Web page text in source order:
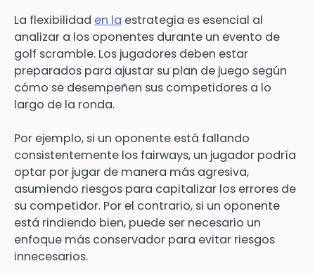
La flexibilidad en la estrategia es esencial al
analizar a los oponentes durante un evento de
golf scramble. Los jugadores deben estar
preparados para ajustar su plan de juego según
cómo se desempeñen sus competidores a lo
largo de la ronda.
Por ejemplo, si un oponente está fallando
consistentemente los fairways, un jugador podría
optar por jugar de manera más agresiva,
asumiendo riesgos para capitalizar los errores de
su competidor. Por el contrario, si un oponente
está rindiendo bien, puede ser necesario un
enfoque más conservador para evitar riesgos
innecesarios.